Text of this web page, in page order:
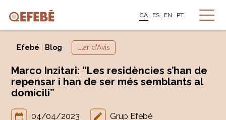
CA ES EN PT
Efebé Blog Llar d'Avis
Marco Inzitari: “Les residències s’han de
repensar i han de ser més semblants al
domicili”
04/04/2023 Grup Efebé